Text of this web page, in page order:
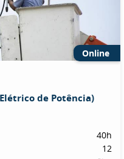
Online
Elétrico de Potência)
40h
12